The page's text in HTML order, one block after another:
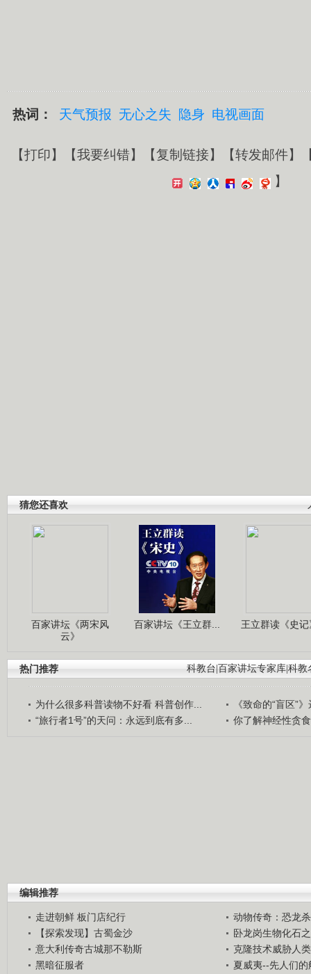
热词： 天气预报 无心之失 隐身 电视画面
【打印】【我要纠错】【复制链接】【转发邮件】
】
猜您还喜欢
百家讲坛《两宋风
云》
百家讲坛《王立群... 王立群读《史
科教台 百家讲坛专家库 科教
热门推荐
为什么很多科普读物不好看 科普创作...
《致命的“盲区”
“旅行者1号”的天问：永远到底有多...
你了解神经性贪
编辑推荐
走进朝鲜 板门店纪行
动物传奇：恐龙
【探索发现】古蜀金沙
卧龙岗生物化石
意大利传奇古城那不勒斯
克隆技术威胁人
黑暗征服者
夏威夷--先人们的